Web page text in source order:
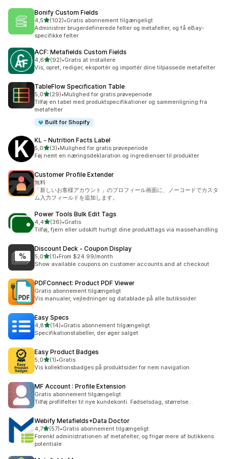
Bonify Custom Fields
4,5ud af 5 stjerner
(102)
102 anmeldelser i alt
•Gratis abonnement tilgængeligt
Administrer brugerdefinerede felter og metafelter, og få eBay-
specifikke felter
ACF: Metafields Custom Fields
4,6ud af 5 stjerner
(92)
92 anmeldelser i alt
•Gratis at installere
Vis, opret, rediger, eksportér og importér dine tilpassede metafelter
TableFlow Specification Table
5,0ud af 5 stjerner
(29)
29 anmeldelser i alt
•Mulighed for gratis prøveperiode
Tilføj en tabel med produktspecifikationer og sammenligning fra
metafelter
Built for Shopify
KL ‑ Nutrition Facts Label
5,0ud af 5 stjerner
(3)
3 anmeldelser i alt
•Mulighed for gratis prøveperiode
Føj nemt en næringsdeklaration og ingredienser til produkter
Customer Profile Extender
無料
「新しいお客様アカウント」のプロフィール画面に、ノーコードでカスタ
ム入力フィールドを追加します。
Power Tools Bulk Edit Tags
4,4ud af 5 stjerner
(36)
36 anmeldelser i alt
•Gratis
Tilføj, fjern eller udskift hurtigt dine produkttags via massehandling
Discount Deck ‑ Coupon Display
5,0ud af 5 stjerner
(1)
1 anmeldelser i alt
•From $24.99/month
Show available coupons on customer accounts and at checkout
PDFConnect: Product PDF Viewer
Gratis abonnement tilgængeligt
Vis manualer, vejledninger og datablade på alle butikssider.
Easy Specs
4,8ud af 5 stjerner
(14)
14 anmeldelser i alt
•Gratis abonnement tilgængeligt
Specifikationstabeller, der øger salget
Easy Product Badges
5,0ud af 5 stjerner
(1)
1 anmeldelser i alt
•Gratis
Vis kollektionsbadges på produktsider for nem navigation.
MF Account : Profile Extension
Gratis abonnement tilgængeligt
Tilføj profilfelter til nye kundekonti. Fødselsdag, størrelse...
Webify Metafields+Data Doctor
4,7ud af 5 stjerner
(57)
57 anmeldelser i alt
•Gratis abonnement tilgængeligt
Forenkl administrationen af metafelter, og frigør mere af butikkens
potentiale